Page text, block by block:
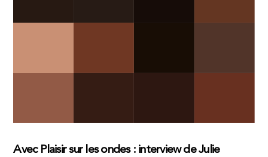
Avec Plaisir sur les ondes : interview de Julie